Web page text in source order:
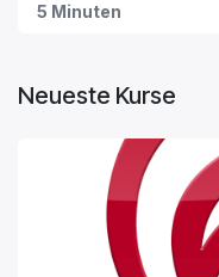
5 Minuten
Neueste Kurse